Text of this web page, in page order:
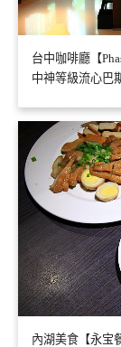
台中咖啡廳【
中神等級流心巴
內湖美食【永宝